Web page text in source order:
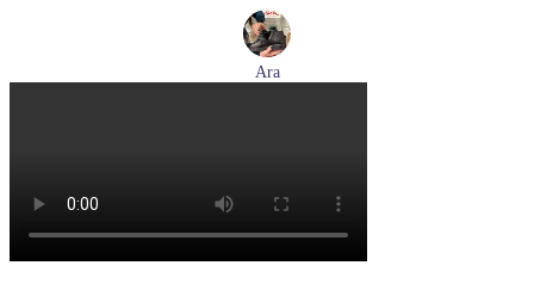
Ara